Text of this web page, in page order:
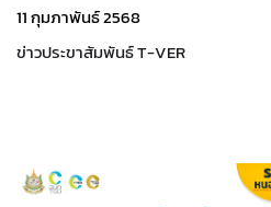
11 กุมภาพันธ์ 2568
ข่าวประขาสัมพันธ์ T-VER